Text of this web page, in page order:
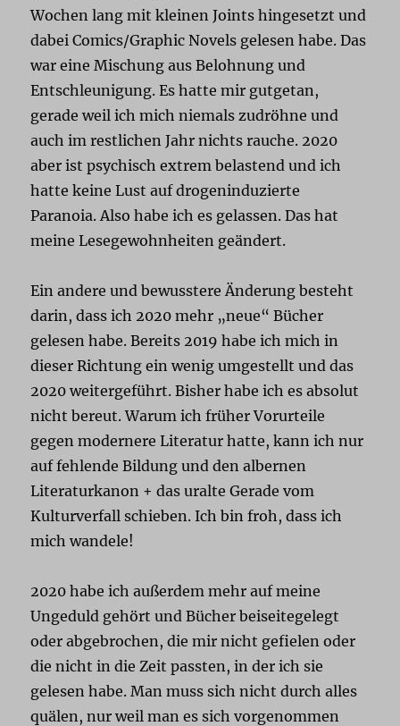
Wochen lang mit kleinen Joints hingesetzt und
dabei Comics/Graphic Novels gelesen habe. Das
war eine Mischung aus Belohnung und
Entschleunigung. Es hatte mir gutgetan,
gerade weil ich mich niemals zudröhne und
auch im restlichen Jahr nichts rauche. 2020
aber ist psychisch extrem belastend und ich
hatte keine Lust auf drogeninduzierte
Paranoia. Also habe ich es gelassen. Das hat
meine Lesegewohnheiten geändert.
Ein andere und bewusstere Änderung besteht
darin, dass ich 2020 mehr „neue“ Bücher
gelesen habe. Bereits 2019 habe ich mich in
dieser Richtung ein wenig umgestellt und das
2020 weitergeführt. Bisher habe ich es absolut
nicht bereut. Warum ich früher Vorurteile
gegen modernere Literatur hatte, kann ich nur
auf fehlende Bildung und den albernen
Literaturkanon + das uralte Gerade vom
Kulturverfall schieben. Ich bin froh, dass ich
mich wandele!
2020 habe ich außerdem mehr auf meine
Ungeduld gehört und Bücher beiseitegelegt
oder abgebrochen, die mir nicht gefielen oder
die nicht in die Zeit passten, in der ich sie
gelesen habe. Man muss sich nicht durch alles
quälen, nur weil man es sich vorgenommen